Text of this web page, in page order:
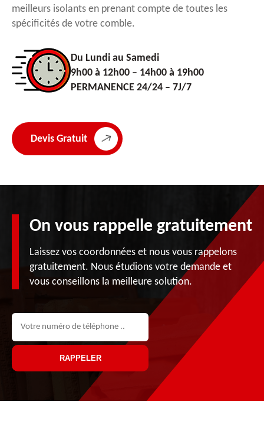
meilleurs isolants en prenant compte de toutes les
spécificités de votre comble.
Du Lundi au Samedi
9h00 à 12h00 – 14h00 à 19h00
PERMANENCE 24/24 – 7J/7
Devis Gratuit
On vous rappelle gratuitement
Laissez vos coordonnées et nous vous rappelons
gratuitement. Nous étudions votre demande et
vous conseillons la meilleure solution.